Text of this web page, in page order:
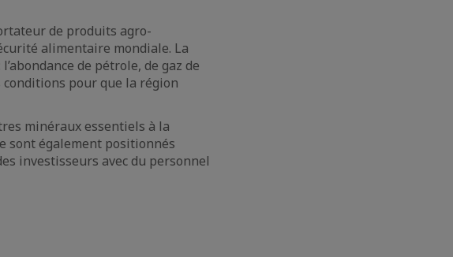
de produits agro-
alimentaire mondiale. La
de pétrole, de gaz de
pour que la région
minéraux essentiels à la
sont également positionnés
investisseurs avec du personnel